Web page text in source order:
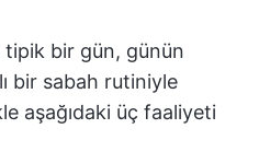
tipik bir gün, günün
bir sabah rutiniyle
aşağıdaki üç faaliyeti